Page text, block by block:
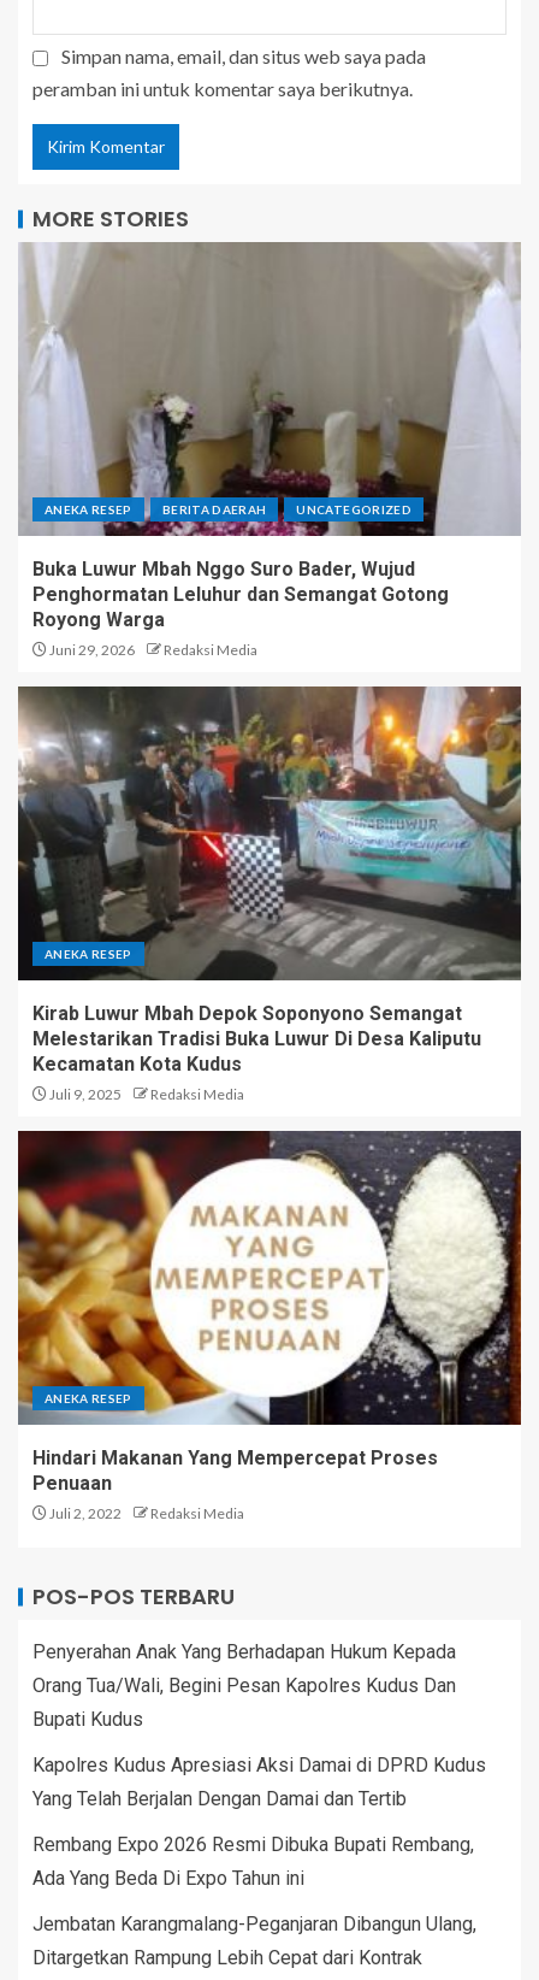
Simpan nama, email, dan situs web saya pada
peramban ini untuk komentar saya berikutnya.
MORE STORIES
ANEKA RESEP BERITA DAERAH UNCATEGORIZED
Buka Luwur Mbah Nggo Suro Bader, Wujud
Penghormatan Leluhur dan Semangat Gotong
Royong Warga
Juni 29, 2026 Redaksi Media
ANEKA RESEP
Kirab Luwur Mbah Depok Soponyono Semangat
Melestarikan Tradisi Buka Luwur Di Desa Kaliputu
Kecamatan Kota Kudus
Juli 9, 2025 Redaksi Media
ANEKA RESEP
Hindari Makanan Yang Mempercepat Proses
Penuaan
Juli 2, 2022 Redaksi Media
POS-POS TERBARU
Penyerahan Anak Yang Berhadapan Hukum Kepada
Orang Tua/Wali, Begini Pesan Kapolres Kudus Dan
Bupati Kudus
Kapolres Kudus Apresiasi Aksi Damai di DPRD Kudus
Yang Telah Berjalan Dengan Damai dan Tertib
Rembang Expo 2026 Resmi Dibuka Bupati Rembang,
Ada Yang Beda Di Expo Tahun ini
Jembatan Karangmalang-Peganjaran Dibangun Ulang,
Ditargetkan Rampung Lebih Cepat dari Kontrak